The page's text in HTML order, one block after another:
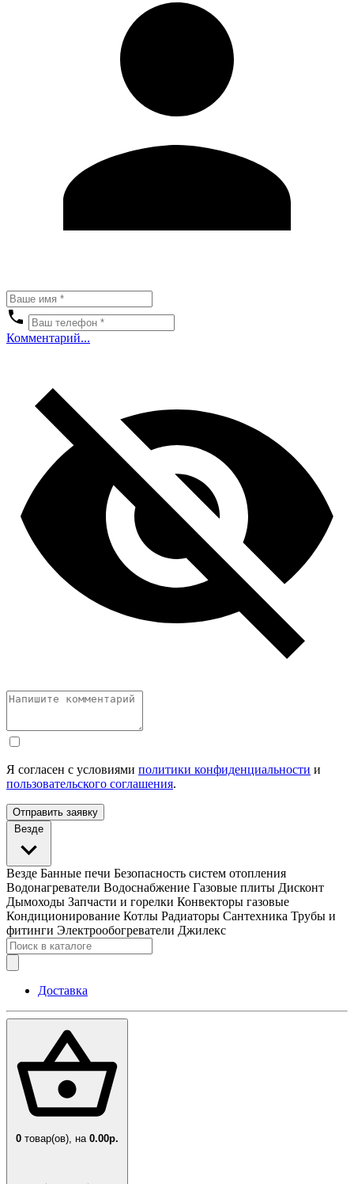
Комментарий...
Я согласен с условиями политики конфиденциальности и
пользовательского соглашения.
Отправить заявку
Везде
Везде Банные печи Безопасность систем отопления
Водонагреватели Водоснабжение Газовые плиты Дисконт
Дымоходы Запчасти и горелки Конвекторы газовые
Кондиционирование Котлы Радиаторы Сантехника Трубы и
фитинги Электрообогреватели Джилекс
Доставка
0 товар(ов), на 0.00р.